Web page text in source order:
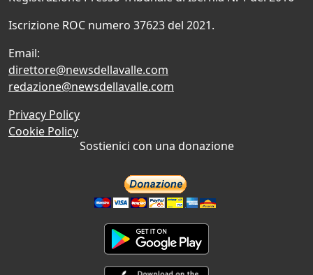
Iscrizione ROC numero 37623 del 2021.
Email:
direttore@newsdellavalle.com
redazione@newsdellavalle.com
Privacy Policy
Cookie Policy
Sostienici con una donazione